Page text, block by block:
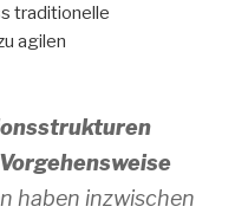
traditionelle
agilen
haben inzwischen